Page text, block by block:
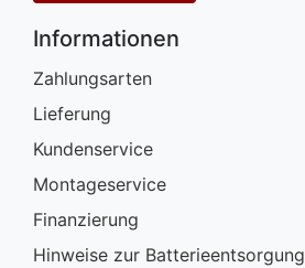
Informationen
Zahlungsarten
Lieferung
Kundenservice
Montageservice
Finanzierung
Hinweise zur Batterieentsorgung